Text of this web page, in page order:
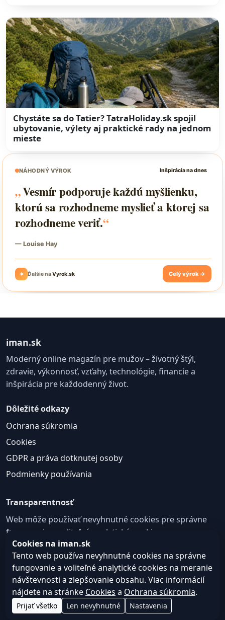
Chystáte sa do Tatier? TatraHoliday.sk spojil
ubytovanie, výlety aj praktické rady na jednom
mieste
iman.sk
Moderný online magazín pre mužov – životný štýl,
zdravie, výkonnosť, vzťahy, technológie, financie a
inšpirácia pre každodenný život.
Dôležité odkazy
Ochrana súkromia
Cookies
GDPR a práva dotknutej osoby
Podmienky používania
Transparentnosť
Web môže používať nevyhnutné cookies pre správne
fungovanie a voliteľné analytické cookies na
zlepšovanie obsahu a používateľskej skúsenosti.
Nastavenie cookies
© 2026
iman.sk
Web design, tvorba webu a SEO –Consultee,
s.r.o.
Cookies na iman.sk
Tento web používa nevyhnutné cookies na správne
fungovanie a voliteľné analytické cookies na meranie
návštevnosti a zlepšovanie obsahu. Viac informácií
nájdete na stránke Cookies a Ochrana súkromia.
Prijať všetko Len nevyhnutné Nastavenia